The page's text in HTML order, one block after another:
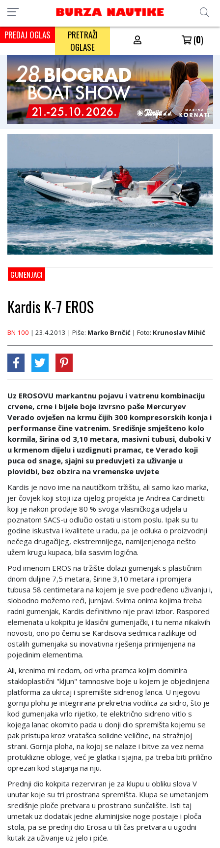
PREDAJ OGLAS
PRETRAŽI
OGLASE
(0)
GUMENJACI
Kardis K-7 EROS
BN 100 | 23.4.2013 | Piše: Marko Brnčić | Foto: Krunoslav Mihić
Uz EROSOVU markantnu pojavu i vatrenu kombinaciju
crvene, crne i bijele boje izvrsno paše Mercuryev
Verado ovješen na krmu čijih 300 kompresorskih konja i
performanse čine vatrenim. Središnje smješteno kolo
kormila, širina od 3,10 metara, masivni tubusi, duboki V
u krmenom dijelu i uzdignuti pramac, te Verado koji
puca od snage, sjajni su preduvjeti za uživanje u
plovidbi, bez obzira na vremenske uvjete
Kardis je novo ime na nautičkom tržištu, ali samo kao marka,
jer čovjek koji stoji iza cijelog projekta je Andrea Cardinetti
koji je nakon prodaje 80 % svoga vlasničkoga udjela u
poznatom SACS-u odlučio ostati u istom poslu. Ipak su tu
godine iskustva i kvalitete u radu, pa je odluka o proizvodnji
nečega drugačijeg, ekstremnijega, namijenjenoga nešto
užem krugu kupaca, bila sasvim logična.
Pod imenom EROS na tržište dolazi gumenjak s plastičnim
dnom duljine 7,5 metara, širine 3,10 metara i promjera
tubusa 58 centimetara na kojem je sve podređeno uživanju i,
slobodno možemo reći, jurnjavi. Svima onima kojima treba
radni gumenjak, Kardis definitivno nije pravi izbor. Raspored
elemenata u kokpitu je klasični gumenjački, i tu nema nikakvih
novosti, ono po čemu se Kardisova sedmica razlikuje od
ostalih gumenjaka su inovativna rješenja primijenjena na
pojedinim elementima.
Ali, krenimo mi redom, od vrha pramca kojim dominira
stakloplastični "kljun" tamnosive boje u kojem je objedinjena
platforma za ukrcaj i spremište sidrenog lanca. U njegovu
gornju plohu je integrirana prekretna vodilica za sidro, što je
kod gumenjaka vrlo rijetko, te električno sidreno vitlo s
kojega lanac okomito pada u donji dio spremišta kojemu se
pak pristupa kroz vratašca solidne veličine, na stražnjoj
strani. Gornja ploha, na kojoj se nalaze i bitve za vez nema
protuklizne obloge, već je glatka i sjajna, pa treba biti prilično
oprezan kod stajanja na nju.
Prednji dio kokpita rezerviran je za klupu u obliku slova V
unutar koje su tri prostrana spremišta. Klupa se umetanjem
središnje ploče pretvara u prostrano sunčalište. Isti taj
umetak uz dodatak jedne aluminijske noge postaje i ploča
stola, pa se prednji dio Erosa u tili čas pretvara u ugodni
kutak za uživanje uz jelo i piće.